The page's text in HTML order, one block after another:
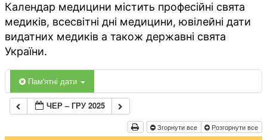
Календар медицини містить професійні свята
медиків, всесвітні дні медицини, ювілейні дати
видатних медиків а також державні свята
України.
Пам'ятні дати
ЧЕР – ГРУ 2025
Згорнути все Розгорнути все